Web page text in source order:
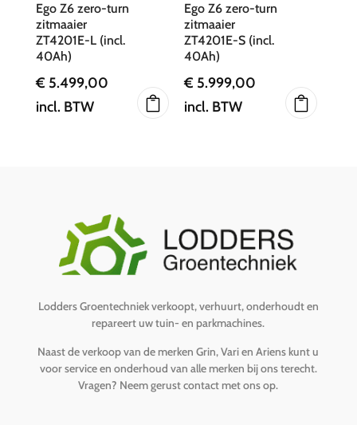
Ego Z6 zero-turn
zitmaaier
ZT4201E-L (incl.
40Ah)
€ 5.499,00
incl. BTW
Ego Z6 zero-turn
zitmaaier
ZT4201E-S (incl.
40Ah)
€ 5.999,00
incl. BTW
Lodders Groentechniek verkoopt, verhuurt, onderhoudt en
repareert uw tuin- en parkmachines.
Naast de verkoop van de merken Grin, Vari en Ariens kunt u
voor service en onderhoud van alle merken bij ons terecht.
Vragen? Neem gerust contact met ons op.